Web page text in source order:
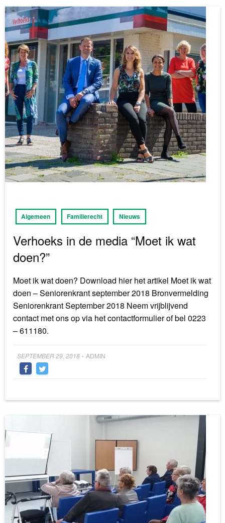
Algemeen Familierecht Nieuws
Verhoeks in de media “Moet ik wat
doen?”
Moet ik wat doen? Download hier het artikel Moet ik wat
doen – Seniorenkrant september 2018 Bronvermelding
Seniorenkrant September 2018 Neem vrijblijvend
contact met ons op via het contactformulier of bel 0223
– 611180.
Posted
on
SEPTEMBER 29, 2018 • ADMIN